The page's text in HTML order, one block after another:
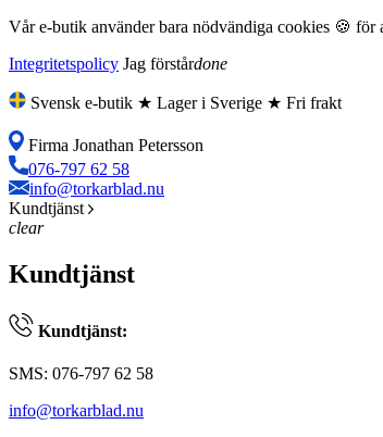
Vår e-butik använder bara nödvändiga cookies 🍪
Integritetspolicy Jag förstårdone
Svensk e-butik ★ Lager i Sverige ★ Fri frakt
Firma Jonathan Petersson
076-797 62 58
info@torkarblad.nu
Kundtjänst
clear
Kundtjänst
Kundtjänst:
SMS: 076-797 62 58
info@torkarblad.nu